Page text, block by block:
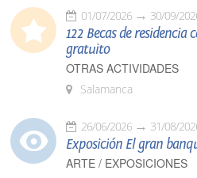
01/07/2026 30/09/
122 Becas de
gratuito
OTRAS ACTIVIDADES
Salamanca
26/06/2026 31/08/
Exposición El gran
ARTE / EXPOSICIONES